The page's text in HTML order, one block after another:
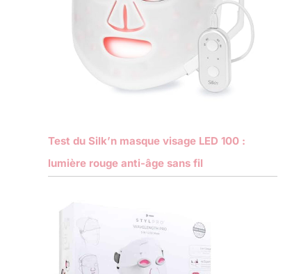
Test du Silk’n masque visage LED 100 :
lumière rouge anti-âge sans fil